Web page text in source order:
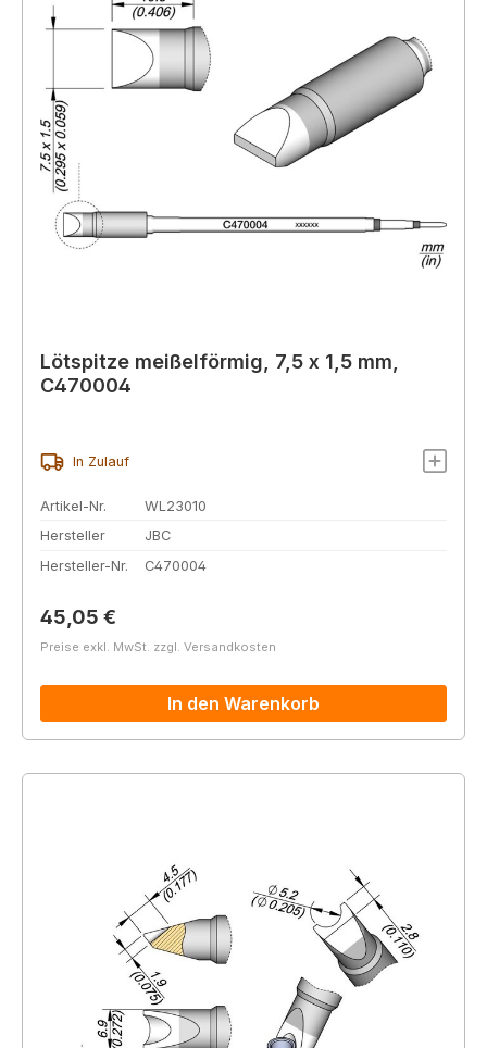
Lötspitze meißelförmig, 7,5 x 1,5 mm,
C470004
In Zulauf
Artikel-Nr.
WL23010
Hersteller
JBC
Hersteller-Nr.
C470004
Regulärer Preis:
45,05 €
Preise exkl. MwSt. zzgl. Versandkosten
In den Warenkorb